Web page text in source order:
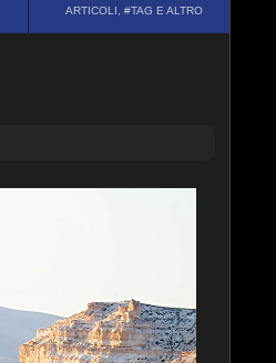
ARTICOLI, #TAG E ALTRO